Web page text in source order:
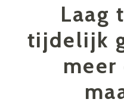
Laag
tijdelijk
meer